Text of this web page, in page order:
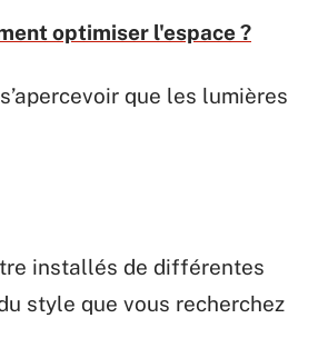
optimiser l'espace ?
que les lumières
installés de différentes
style que vous recherchez